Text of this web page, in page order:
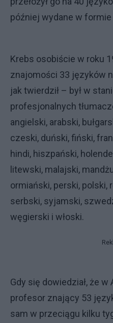
później wydane w
Krebs osobiście w roku
znajomości 33 języków
jak twierdził – był w
profesjonalnych
angielski, arabski,
czeski, duński, fiński,
hindi, hiszpański,
litewski, malajski,
ormiański, perski, polski,
serbski, syjamski,
węgierski i włoski.
Gdy się dowiedział, że
profesor znający 53
sam w przeciągu kilku